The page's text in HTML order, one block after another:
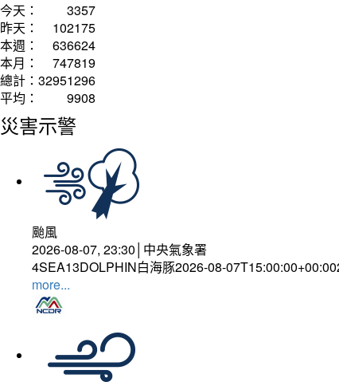
今天：
3357
昨天：
102175
本週：
636624
本月：
747819
總計： 32951296
平均：
9908
災害示警
颱風
2026-08-07, 23:30│中央氣象署
4SEA13DOLPHIN白海豚2026-08-
more...